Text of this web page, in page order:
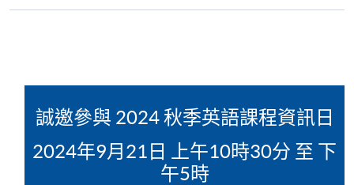
誠邀參與 2024 秋季英語課程資訊日
2024年9月21日 上午10時30分 至 下
午5時